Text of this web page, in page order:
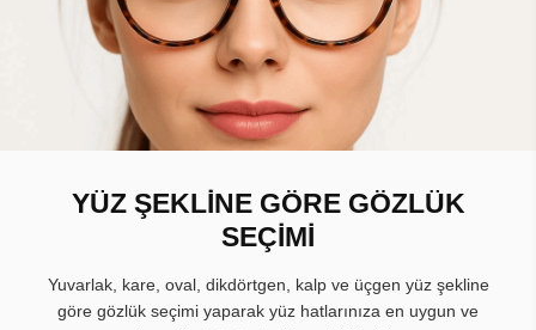
YÜZ ŞEKLİNE GÖRE GÖZLÜK
SEÇİMİ
Yuvarlak, kare, oval, dikdörtgen, kalp ve üçgen yüz şekline
göre gözlük seçimi yaparak yüz hatlarınıza en uygun ve